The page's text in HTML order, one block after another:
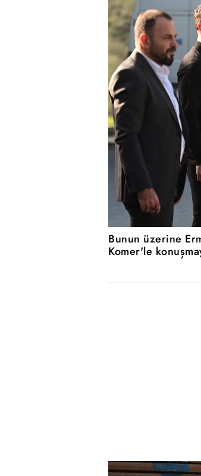
Bunun üzerine
Komer'le